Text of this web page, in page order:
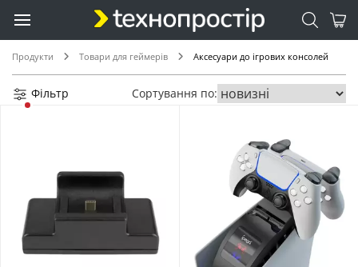
Продукти Товари для геймерів Аксесуари до ігрових консолей
Фільтр Сортування по: